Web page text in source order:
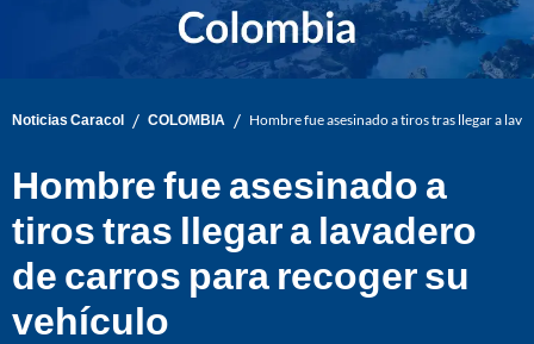
Noticias Caracol / COLOMBIA / Hombre fue asesinado a tiros tras llegar a
Hombre fue asesinado a
tiros tras llegar a lavadero
de carros para recoger su
vehículo